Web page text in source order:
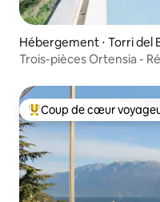
Hébergement ⋅ Torri del
Trois-pièces Ortensia -
Coups de cœur
Coup de cœur